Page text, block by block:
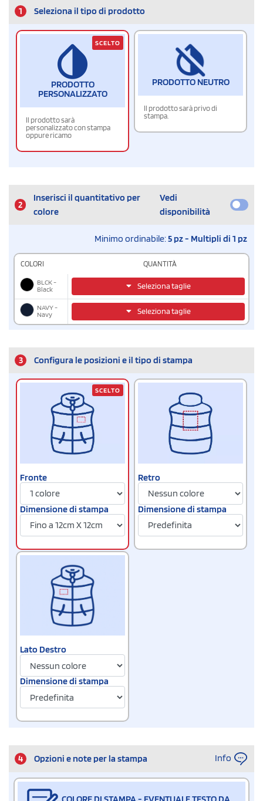
1 Seleziona il tipo di prodotto
PRODOTTO
PERSONALIZZATO
Il prodotto sarà
personalizzato con stampa
oppure ricamo
SCELTO
PRODOTTO NEUTRO
Il prodotto sarà privo di
stampa.
2
Inserisci il quantitativo per
colore
Vedi
disponibilità
Minimo ordinabile:5 pz - Multipli di 1 pz
COLORI QUANTITÀ
BLCK -
Black
Seleziona taglie
NAVY -
Navy
Seleziona taglie
3 Configura le posizioni e il tipo di stampa
Fronte
Dimensione di stampa
SCELTO
Retro
Dimensione di stampa
Lato Destro
Dimensione di stampa
4 Opzioni e note per la stampa Info